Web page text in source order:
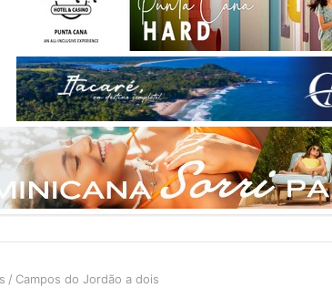
/ Campos do Jordão a dois